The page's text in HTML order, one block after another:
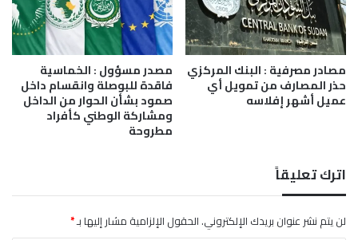
مصادر مصرفية : البنك المركزي
حذر المصارف من تمويل أي
عميل أشهر إفلاسه
مصدر مسؤول : الخماسية
فاقدة للبوصلة وانقسام داخل
صمود بشأن الحوار من الداخل
ومشاركة الوطني كأفراد
مطروحة
اترك تعليقاً
لن يتم نشر عنوان بريدك الإلكتروني.الحقول الإلزامية مشار إليها بـ*